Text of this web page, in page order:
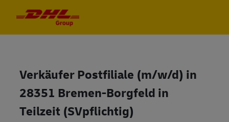
Verkäufer Postfiliale (m/w/d) in
28351 Bremen-Borgfeld in
Teilzeit (SVpflichtig)